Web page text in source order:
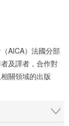
AICA）法國分部
及譯者，合作對
關領域的出版